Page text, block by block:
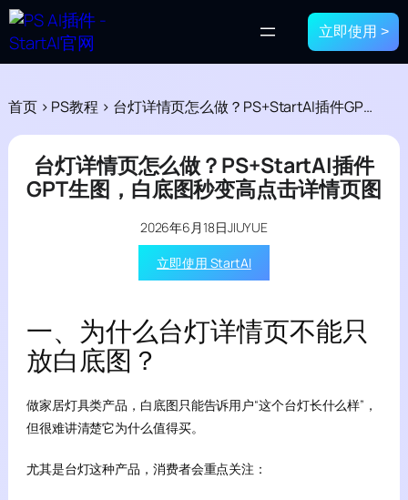
立即使用 >
首页 > PS教程 > 台灯详情页怎么做？PS+StartAI插件GPT生图，白底图秒变高点击详情页图
台灯详情页怎么做？PS+StartAI插件
GPT生图，白底图秒变高点击详情页图
2026年6月18日JIUYUE
立即使用 StartAI
一、为什么台灯详情页不能只
放白底图？
做家居灯具类产品，白底图只能告诉用户“这个台灯长什么样”，
但很难讲清楚它为什么值得买。
尤其是台灯这种产品，消费者会重点关注：